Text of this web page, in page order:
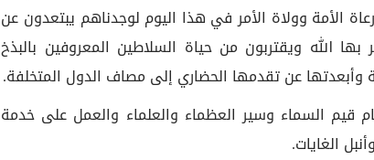
الأمة وولاة الأمر في هذا اليوم لوجدناهم يبتعدون عن
بها الله ويقتربون من حياة السلاطين المعروفين بالبذخ
عن تقدمها الحضاري إلى مصاف الدول المتخلفة.
قيم السماء وسير العظماء والعلماء والعمل على خدمة
الغايات.